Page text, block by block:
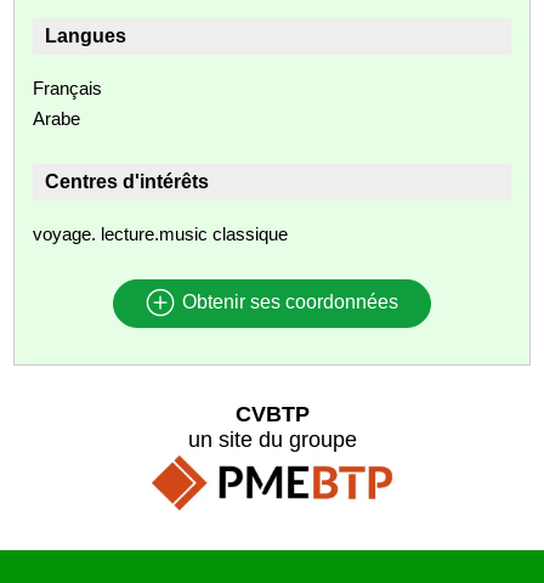
Langues
Français
Arabe
Centres d'intérêts
voyage. lecture.music classique
Obtenir ses coordonnées
CVBTP
un site du groupe